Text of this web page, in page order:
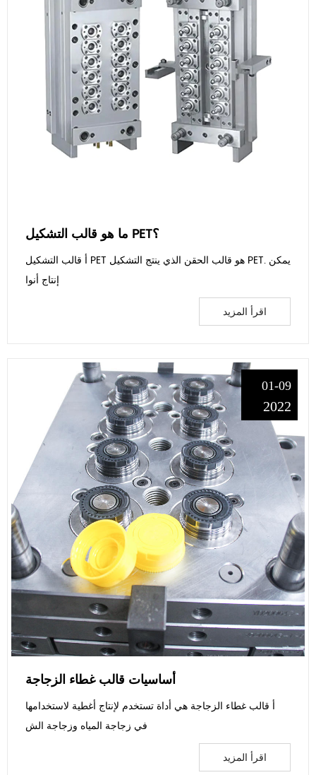
ما هو قالب التشكيل PET؟
أ قالب التشكيل PET هو قالب الحقن الذي ينتج التشكيل PET. يمكن
إنتاج أنوا
اقرأ المزيد
01-09
2022
أساسيات قالب غطاء الزجاجة
أ قالب غطاء الزجاجة هي أداة تستخدم لإنتاج أغطية لاستخدامها
في زجاجة المياه وزجاجة الش
اقرأ المزيد